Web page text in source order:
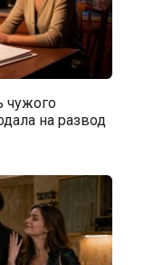
чужого
на развод